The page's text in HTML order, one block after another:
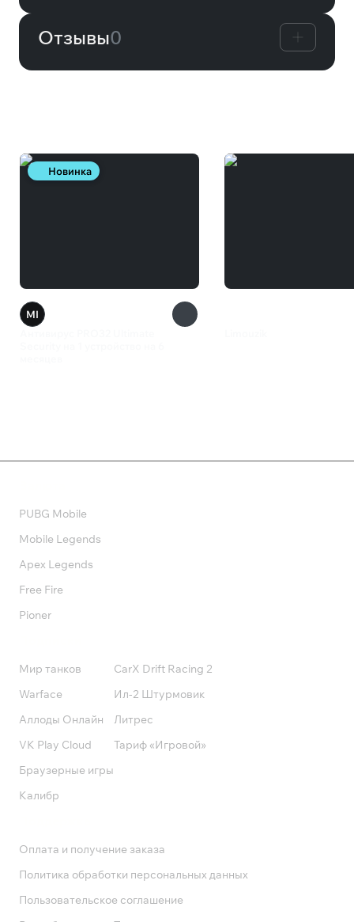
Отзывы0
Новинка
MI
PUBG Mobile
Mobile Legends
Apex Legends
Free Fire
Pioner
Мир танков
Warface
Аллоды Онлайн
VK Play Cloud
Браузерные игры
Калибр
CarX Drift Racing 2
Ил-2 Штурмовик
Литрес
Тариф «Игровой»
Оплата и получение заказа
Политика обработки персональных данных
Пользовательское соглашение